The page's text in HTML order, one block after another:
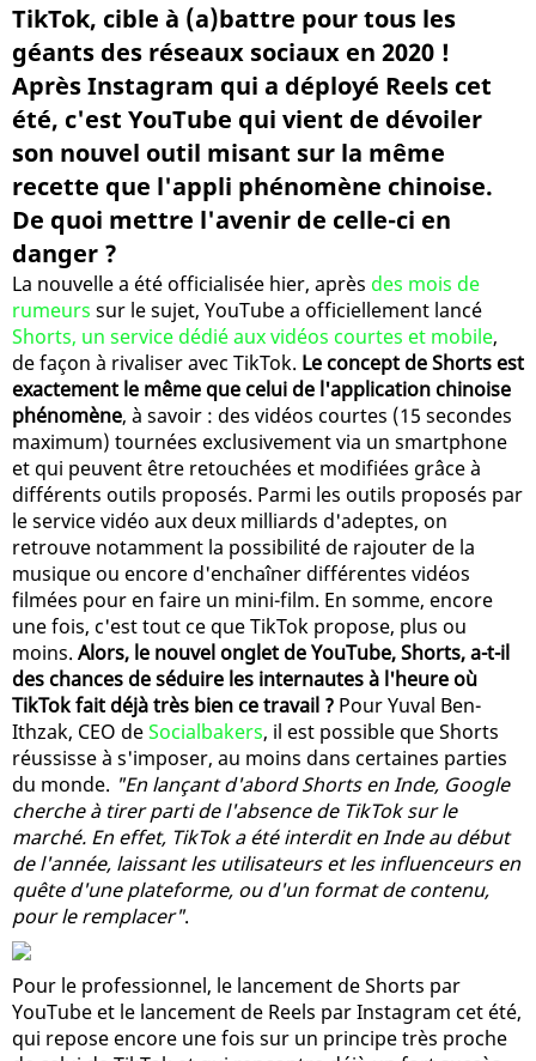
TikTok, cible à (a)battre pour tous les
géants des réseaux sociaux en 2020 !
Après Instagram qui a déployé Reels cet
été, c'est YouTube qui vient de dévoiler
son nouvel outil misant sur la même
recette que l'appli phénomène chinoise.
De quoi mettre l'avenir de celle-ci en
danger ?
La nouvelle a été officialisée hier, après des mois de
rumeurs sur le sujet, YouTube a officiellement lancé
Shorts, un service dédié aux vidéos courtes et mobile,
de façon à rivaliser avec TikTok. Le concept de Shorts est
exactement le même que celui de l'application chinoise
phénomène, à savoir : des vidéos courtes (15 secondes
maximum) tournées exclusivement via un smartphone
et qui peuvent être retouchées et modifiées grâce à
différents outils proposés. Parmi les outils proposés par
le service vidéo aux deux milliards d'adeptes, on
retrouve notamment la possibilité de rajouter de la
musique ou encore d'enchaîner différentes vidéos
filmées pour en faire un mini-film. En somme, encore
une fois, c'est tout ce que TikTok propose, plus ou
moins. Alors, le nouvel onglet de YouTube, Shorts, a-t-il
des chances de séduire les internautes à l'heure où
TikTok fait déjà très bien ce travail ? Pour Yuval Ben-
Ithzak, CEO deSocialbakers, il est possible que Shorts
réussisse à s'imposer, au moins dans certaines parties
du monde. "En lançant d'abord Shorts en Inde, Google
cherche à tirer parti de l'absence de TikTok sur le
marché. En effet, TikTok a été interdit en Inde au début
de l'année, laissant les utilisateurs et les influenceurs en
quête d'une plateforme, ou d'un format de contenu,
pour le remplacer".
Pour le professionnel, le lancement de Shorts par
YouTube et le lancement de Reels par Instagram cet été,
qui repose encore une fois sur un principe très proche